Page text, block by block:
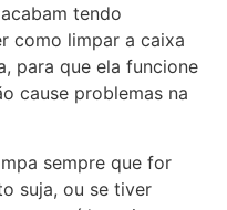
tendo
como limpar a caixa
para que ela funcione
cause problemas na
sempre que for
suja, ou se tiver